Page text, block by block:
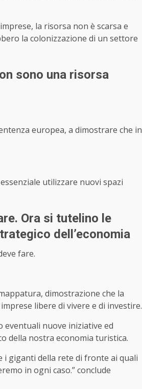
la risorsa non è scarsa e
la colonizzazione di un settore
sono una risorsa
europea, a dimostrare che in
utilizzare nuovi spazi
Ora si tutelino le
dell’economia
fare.
dimostrazione che la
libere di vivere e di investire.
nuove iniziative ed
della nostra economia turistica.
i giganti della rete di fronte ai quali
in ogni caso.” conclude